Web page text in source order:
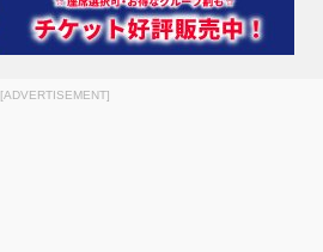
[ADVERTISEMENT]